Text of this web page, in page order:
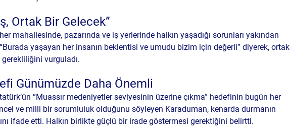
Ortak Bir Gelecek”
mahallesinde, pazarında ve iş yerlerinde halkın yaşadığı sorunları yakından
yaşayan her insanın beklentisi ve umudu bizim için değerli” diyerek, ortak
gerekliliğini vurguladı.
Günümüzde Daha Önemli
“Muassır medeniyetler seviyesinin üzerine çıkma” hedefinin bugün her
ve milli bir sorumluluk olduğunu söyleyen Karaduman, kenarda durmanın
ifade etti. Halkın birlikte güçlü bir irade göstermesi gerektiğini belirtti.